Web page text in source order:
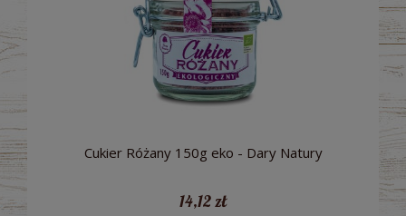
Cukier Różany 150g eko - Dary Natury
14,12 zł